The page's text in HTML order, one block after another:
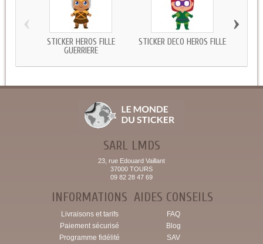
STICKER HÉROS FILLE
GUERRIERE
STICKER DECO HÉROS FILLE
‹ ›
SARL LMDS
23, rue Edouard Vaillant
37000 TOURS
09 82 28 47 69
INFORMATIONS
Livraisons et tarifs
Paiement sécurisé
Programme fidélité
AIDES CONSEILS
FAQ
Blog
SAV